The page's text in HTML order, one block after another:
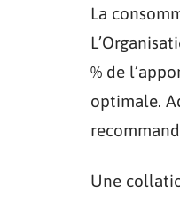
La
% de
optimale.
Une